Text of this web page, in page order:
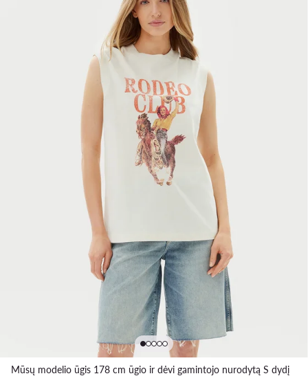
Mūsų modelio ūgis 178 cm ūgio ir dėvi gamintojo nurodytą S dydį